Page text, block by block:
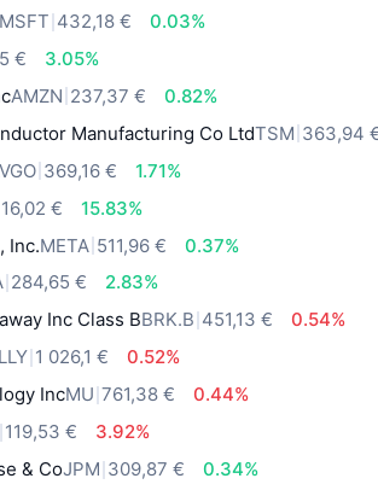
MSFT 432,18 €
0.03%
€
3.05%
AMZN 237,37 €
0.82%
Manufacturing Co LtdTSM 363,94
369,16 €
1.71%
€
15.83%
Inc.META 511,96 €
0.37%
284,65 €
2.83%
Inc Class BBRK.B 451,13 €
0.54%
LLY 1 026,1 €
0.52%
IncMU 761,38 €
0.44%
119,53 €
3.92%
& CoJPM 309,87 €
0.34%